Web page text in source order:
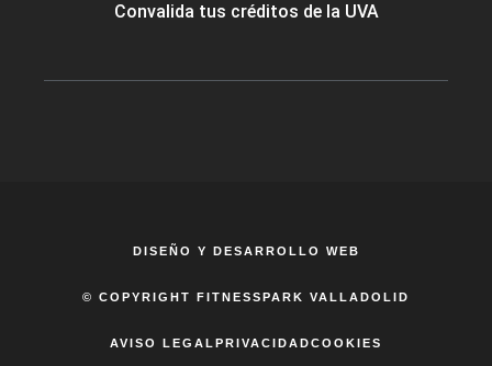
Convalida tus créditos de la UVA
AVISO LEGAL PRIVACIDADCOOKIES
© COPYRIGHT FITNESSPARK VALLADOLID
DISEÑO Y DESARROLLO WEB